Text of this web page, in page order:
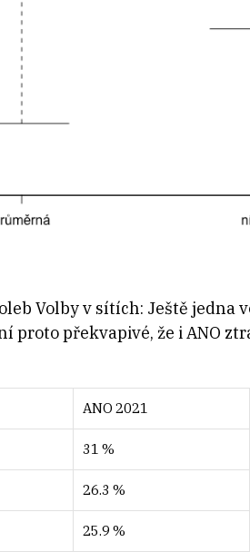
Volby v sítích: Ještě jedna
proto překvapivé, že i ANO
ANO 2021
31 %
26.3 %
25.9 %